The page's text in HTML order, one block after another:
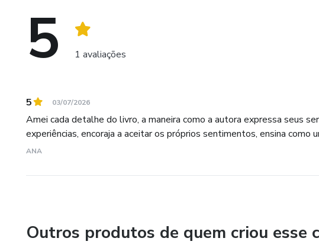
5 1 avaliações
5 03/07/2026
Amei cada detalhe do livro, a maneira como a autora expressa seus
experiências, encoraja a aceitar os próprios sentimentos, ensina como
ANA
Outros produtos de quem criou esse